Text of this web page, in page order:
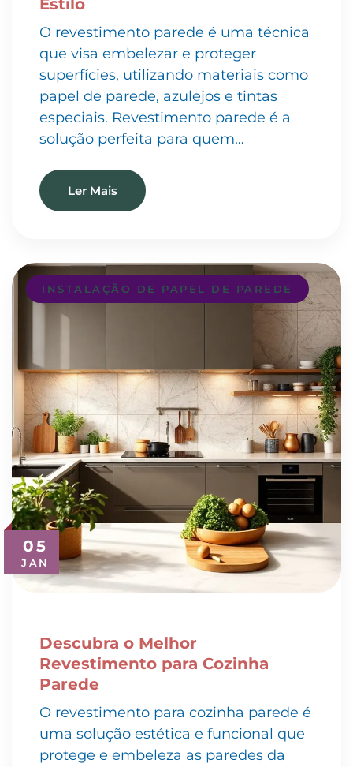
Estilo
O revestimento parede é uma técnica
que visa embelezar e proteger
superfícies, utilizando materiais como
papel de parede, azulejos e tintas
especiais. Revestimento parede é a
solução perfeita para quem…
Ler Mais
05
JAN
INSTALAÇÃO DE PAPEL DE PAREDE
Descubra o Melhor
Revestimento para Cozinha
Parede
O revestimento para cozinha parede é
uma solução estética e funcional que
protege e embeleza as paredes da